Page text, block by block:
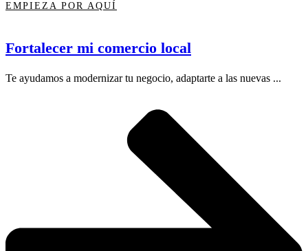
EMPIEZA POR AQUÍ
Fortalecer mi comercio local
Te ayudamos a modernizar tu negocio, adaptarte a las nuevas ...